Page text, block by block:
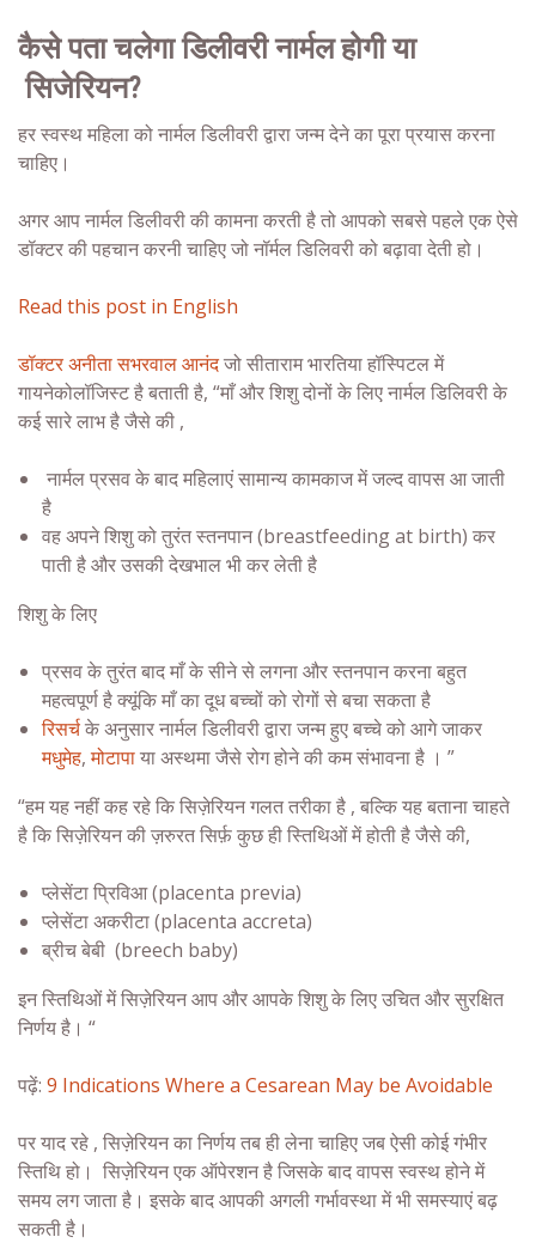
कैसे पता चलेगा डिलीवरी नार्मलहोगी या
सिजेरियन?
हर स्वस्थ महिला को नार्मल डिलीवरी द्वारा जन्म देने का पूरा प्रयास करना
चाहिए।
अगर आपनार्मल डिलीवरीकी कामना करती है तो आपको सबसे पहले एक ऐसे
डॉक्टर की पहचान करनी चाहिए जो नॉर्मल डिलिवरी को बढ़ावा देती हो।
Read this post in English
डॉक्टर अनीता सभरवाल आनंदजो सीताराम भारतिया हॉस्पिटल में
गायनेकोलॉजिस्ट है बताती है, “माँ और शिशु दोनों के लिएनार्मल डिलिवरीके
कई सारे लाभ है जैसे की ,
नार्मल प्रसव के बाद महिलाएं सामान्य कामकाज में जल्द वापस आ जाती
है
वह अपने शिशु को तुरंत स्तनपान (breastfeeding at birth) कर
पाती है और उसकी देखभाल भी कर लेती है
शिशु के लिए
प्रसव के तुरंत बाद माँ के सीने से लगना और स्तनपान करना बहुत
महत्वपूर्ण है क्यूंकि माँ का दूध बच्चों को रोगों से बचा सकता है
रिसर्चके अनुसार नार्मल डिलीवरी द्वारा जन्म हुए बच्चे को आगे जाकर
मधुमेह,मोटापाया अस्थमा जैसे रोग होने की कम संभावना है । ”
“हम यह नहीं कह रहे कि सिज़ेरियन गलत तरीका है , बल्कि यह बताना चाहते
है कि सिज़ेरियन की ज़रुरत सिर्फ़ कुछ ही स्तिथिओं में होती है जैसे की,
प्लेसेंटा प्रिविआ (placenta previa)
प्लेसेंटा अकरीटा (placenta accreta)
ब्रीच बेबी (breech baby)
इन स्तिथिओं में सिज़ेरियन आप और आपके शिशु के लिए उचित और सुरक्षित
निर्णय है । “
पढ़ें: 9 Indications Where a Cesarean May be Avoidable
पर याद रहे , सिज़ेरियन का निर्णय तब ही लेना चाहिए जब ऐसी कोई गंभीर
स्तिथि हो। सिज़ेरियन एक ऑपेरशन है जिसके बाद वापस स्वस्थ होने में
समय लग जाता है। इसके बाद आपकी अगली गर्भावस्था में भी समस्याएं बढ़
सकती है ।